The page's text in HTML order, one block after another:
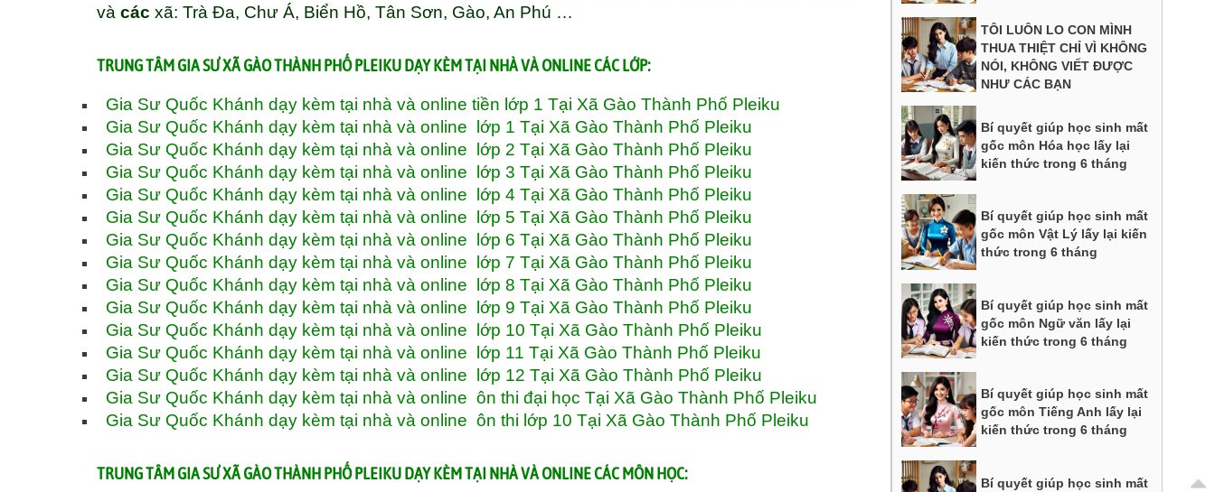
và các xã: Trà Đa, Chư Á, Biển Hồ, Tân Sơn, Gào, An Phú …
TRUNG TÂM GIA SƯ XÃ GÀO THÀNH PHỐ PLEIKU DẠY KÈM TẠI NHÀ VÀ ONLINE CÁC LỚP:
Gia Sư Quốc Khánh dạy kèm tại nhà và online tiền lớp 1 Tại Xã Gào Thành Phố Pleiku
Gia Sư Quốc Khánh dạy kèm tại nhà và online lớp 1 Tại Xã Gào Thành Phố Pleiku
Gia Sư Quốc Khánh dạy kèm tại nhà và online lớp 2 Tại Xã Gào Thành Phố Pleiku
Gia Sư Quốc Khánh dạy kèm tại nhà và online lớp 3 Tại Xã Gào Thành Phố Pleiku
Gia Sư Quốc Khánh dạy kèm tại nhà và online lớp 4 Tại Xã Gào Thành Phố Pleiku
Gia Sư Quốc Khánh dạy kèm tại nhà và online lớp 5 Tại Xã Gào Thành Phố Pleiku
Gia Sư Quốc Khánh dạy kèm tại nhà và online lớp 6 Tại Xã Gào Thành Phố Pleiku
Gia Sư Quốc Khánh dạy kèm tại nhà và online lớp 7 Tại Xã Gào Thành Phố Pleiku
Gia Sư Quốc Khánh dạy kèm tại nhà và online lớp 8 Tại Xã Gào Thành Phố Pleiku
Gia Sư Quốc Khánh dạy kèm tại nhà và online lớp 9 Tại Xã Gào Thành Phố Pleiku
Gia Sư Quốc Khánh dạy kèm tại nhà và online lớp 10 Tại Xã Gào Thành Phố Pleiku
Gia Sư Quốc Khánh dạy kèm tại nhà và online lớp 11 Tại Xã Gào Thành Phố Pleiku
Gia Sư Quốc Khánh dạy kèm tại nhà và online lớp 12 Tại Xã Gào Thành Phố Pleiku
Gia Sư Quốc Khánh dạy kèm tại nhà và online ôn thi đại học Tại Xã Gào Thành Phố Pleiku
Gia Sư Quốc Khánh dạy kèm tại nhà và online ôn thi lớp 10 Tại Xã Gào Thành Phố Pleiku
TRUNG TÂM GIA SƯ XÃ GÀO THÀNH PHỐ PLEIKU DẠY KÈM TẠI NHÀ VÀ ONLINE CÁC MÔN HỌC:
TÔI LUÔN LO CON MÌNH
THUA THIỆT CHỈ VÌ KHÔNG
NÓI, KHÔNG VIẾT ĐƯỢC
NHƯ CÁC BẠN
Bí quyết giúp học sinh mất
gốc môn Hóa học lấy lại
kiến thức trong 6 tháng
Bí quyết giúp học sinh mất
gốc môn Vật Lý lấy lại kiến
thức trong 6 tháng
Bí quyết giúp học sinh mất
gốc môn Ngữ văn lấy lại
kiến thức trong 6 tháng
Bí quyết giúp học sinh mất
gốc môn Tiếng Anh lấy lại
kiến thức trong 6 tháng
Bí quyết giúp học sinh mất